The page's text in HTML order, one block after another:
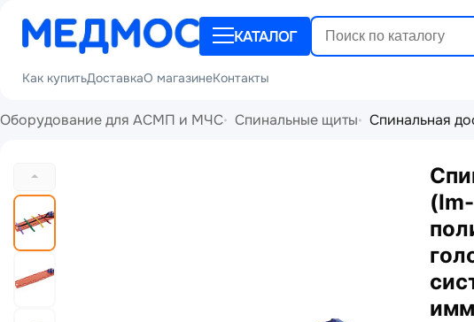
КАТАЛОГ
Как купитьДоставкаО магазинеКонтакты
Оборудование для АСМП и МЧС Спинальные щиты Спинальная